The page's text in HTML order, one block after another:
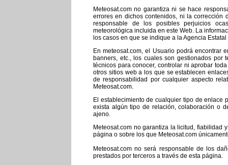
Meteosat.com no garantiza ni se hace
errores en dichos contenidos, ni la corrección
responsable de los posibles perjuicios
meteorológica incluida en este Web. La
los casos en que se indique a la Agencia
En meteosat.com, el Usuario podrá encontrar
banners, etc., los cuales son gestionados por
técnicos para conocer, controlar ni aprobar
otros sitios web a los que se establecen
de responsabilidad por cualquier aspecto
Meteosat.com.
El establecimiento de cualquier tipo de enlace
exista algún tipo de relación, colaboración o
ajeno.
Meteosat.com no garantiza la licitud, fiabilidad
página o sobre los que Meteosat.com
Meteosat.com no será responsable de los
prestados por terceros a través de esta página.